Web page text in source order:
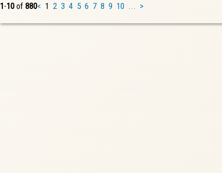
1-10 of 880< 1 2 3 4 5 6 7 8 9 10 ... >